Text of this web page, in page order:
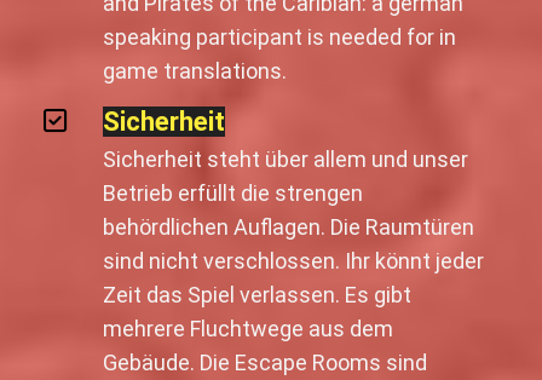
speaking participant is needed for in
game translations.
Sicherheit
Sicherheit steht über allem und unser
Betrieb erfüllt die strengen
behördlichen Auflagen. Die Raumtüren
sind nicht verschlossen. Ihr könnt jeder
Zeit das Spiel verlassen. Es gibt
mehrere Fluchtwege aus dem
Gebäude. Die Escape Rooms sind